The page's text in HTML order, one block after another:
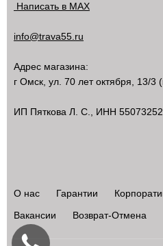
Написать в MAX
info@trava55.ru
Адрес магазина:
г Омск ул. 70 лет октября, 13/3
ИП Пяткова Л. С., ИНН
О нас Гарантии
Вакансии
Возврат-Отмена